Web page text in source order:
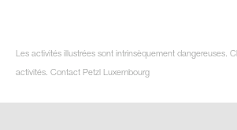
Les activités illustrées sont intrinsèquement dangereuses.
activités. Contact Petzl Luxembourg